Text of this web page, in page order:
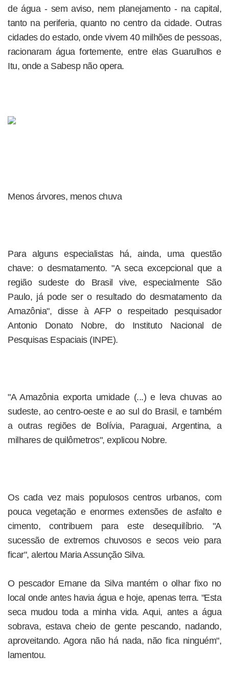
de água - sem aviso, nem planejamento - na capital,
tanto na periferia, quanto no centro da cidade. Outras
cidades do estado, onde vivem 40 milhões de pessoas,
racionaram água fortemente, entre elas Guarulhos e
Itu, onde a Sabesp não opera.
Menos árvores, menos chuva
Para alguns especialistas há, ainda, uma questão
chave: o desmatamento. "A seca excepcional que a
região sudeste do Brasil vive, especialmente São
Paulo, já pode ser o resultado do desmatamento da
Amazônia", disse à AFP o respeitado pesquisador
Antonio Donato Nobre, do Instituto Nacional de
Pesquisas Espaciais (INPE).
"A Amazônia exporta umidade (...) e leva chuvas ao
sudeste, ao centro-oeste e ao sul do Brasil, e também
a outras regiões de Bolívia, Paraguai, Argentina, a
milhares de quilômetros", explicou Nobre.
Os cada vez mais populosos centros urbanos, com
pouca vegetação e enormes extensões de asfalto e
cimento, contribuem para este desequilíbrio. "A
sucessão de extremos chuvosos e secos veio para
ficar", alertou Maria Assunção Silva.
O pescador Ernane da Silva mantém o olhar fixo no
local onde antes havia água e hoje, apenas terra. "Esta
seca mudou toda a minha vida. Aqui, antes a água
sobrava, estava cheio de gente pescando, nadando,
aproveitando. Agora não há nada, não fica ninguém",
lamentou.